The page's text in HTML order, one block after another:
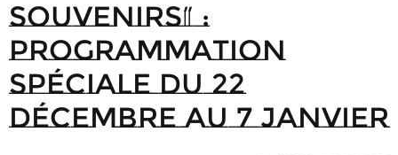
souvenirs” :
Programmation
spéciale du 22
décembre au 7 janvier